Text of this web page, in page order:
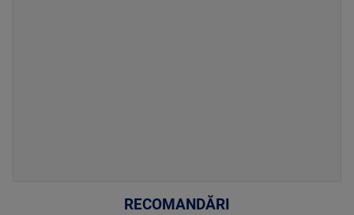
RECOMANDĂRI